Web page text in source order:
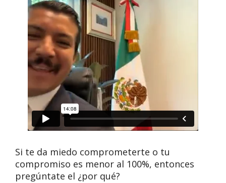
Si te da miedo comprometerte o tu
compromiso es menor al 100%, entonces
pregúntate el ¿por qué?